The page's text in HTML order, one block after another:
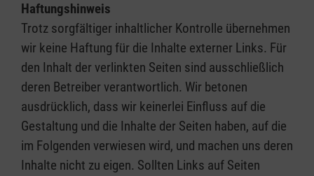
Haftungshinweis
Trotz sorgfältiger inhaltlicher Kontrolle übernehmen
wir keine Haftung für die Inhalte externer Links. Für
den Inhalt der verlinkten Seiten sind ausschließlich
deren Betreiber verantwortlich. Wir betonen
ausdrücklich, dass wir keinerlei Einfluss auf die
Gestaltung und die Inhalte der Seiten haben, auf die
im Folgenden verwiesen wird, und machen uns deren
Inhalte nicht zu eigen. Sollten Links auf Seiten